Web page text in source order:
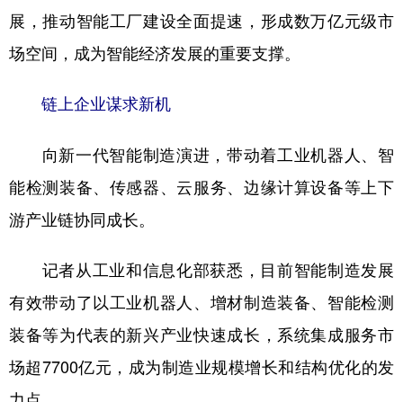
展，推动智能工厂建设全面提速，形成数万亿元级市
场空间，成为智能经济发展的重要支撑。
链上企业谋求新机
向新一代智能制造演进，带动着工业机器人、智
能检测装备、传感器、云服务、边缘计算设备等上下
游产业链协同成长。
记者从工业和信息化部获悉，目前智能制造发展
有效带动了以工业机器人、增材制造装备、智能检测
装备等为代表的新兴产业快速成长，系统集成服务市
场超7700亿元，成为制造业规模增长和结构优化的发